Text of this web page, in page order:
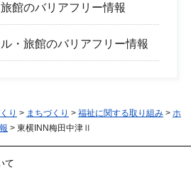
館のバリアフリー情報
・旅館のバリアフリー情報
り > まちづくり > 福祉に関する取り組み > ホ
> 東横INN梅田中津Ⅱ
て